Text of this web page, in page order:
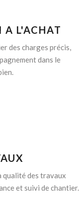
A L'ACHAT
des charges précis,
dans le
des travaux
et suivi de chantier.